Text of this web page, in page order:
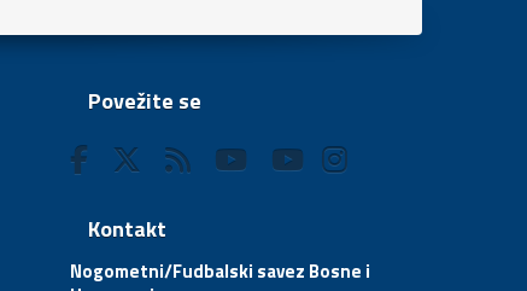
Povežite se
Kontakt
Nogometni/Fudbalski savez Bosne i